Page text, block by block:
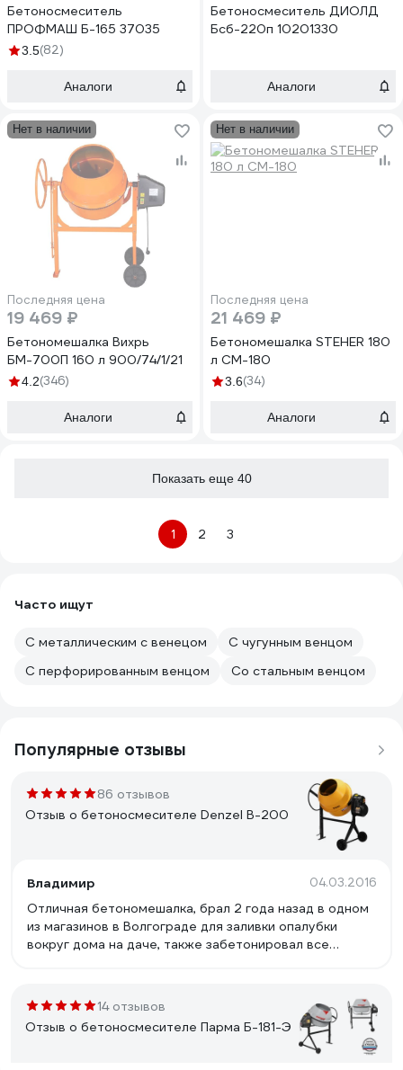
Бетоносмеситель
ПРОФМАШ Б-165 37035
3.5(82)
Аналоги
Бетоносмеситель ДИОЛД
Бсб-220п 10201330
Аналоги
Нет в наличии
Последняя цена
19 469 ₽
Бетономешалка Вихрь
БМ-700П 160 л 900/74/1/21
4.2(346)
Аналоги
Нет в наличии
Последняя цена
21 469 ₽
Бетономешалка STEHER 180
л CM-180
3.6(34)
Аналоги
Показать еще 40
1 2 3
Часто ищут
С металлическим с венецом
С чугунным венцом
С перфорированным венцом
Со стальным венцом
Популярные отзывы
86 отзывов
Отзыв о бетоносмесителе Denzel B-200
Владимир 04.03.2016
Отличная бетономешалка, брал 2 года назад в одном
из магазинов в Волгограде для заливки опалубки
вокруг дома на даче, также забетонировал все
14 отзывов
Отзыв о бетоносмесителе Парма Б-181-Э